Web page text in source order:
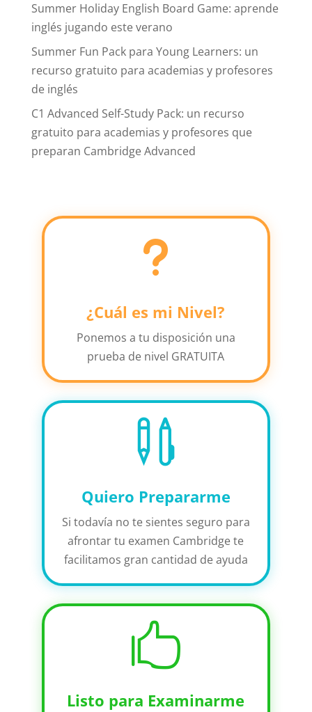
Summer Holiday English Board Game: aprende
inglés jugando este verano
Summer Fun Pack para Young Learners: un
recurso gratuito para academias y profesores
de inglés
C1 Advanced Self-Study Pack: un recurso
gratuito para academias y profesores que
preparan Cambridge Advanced
u
¿Cuál es mi Nivel?
Ponemos a tu disposición una
prueba de nivel GRATUITA

Quiero Prepararme
Si todavía no te sientes seguro para
afrontar tu examen Cambridge te
facilitamos gran cantidad de ayuda

Listo para Examinarme